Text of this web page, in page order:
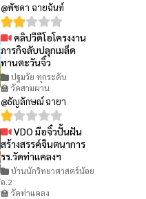
@พัชดา ฉายฉันท์
คลิปวีดีโอโครงงาน
ภารกิจลับปลุกเมล็ด
ทานตะวันจิ๋ว
ปฐมวัย ทุกระดับ
🏫 วัดสามผาน
@ธัญลักษณ์ ฉายา
VDO มือจิ๋วปั้นฝัน
สร้างสรรค์จินตนาการ
รร.วัดท่าแคลงฯ
บ้านนักวิทยาศาสตร์น้อย
อ.2
🏫 วัดท่าแคลง